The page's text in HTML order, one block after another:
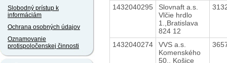
Slobodný prístup k
informáciám
Ochrana osobných údajov
Oznamovanie
protispoločenskej činnosti
1432040295
Slovnaft a.s.
Vlčie hrdlo
1.,Bratislava
824 12
1432040274
VVS a.s.
Komenského
50., Košice